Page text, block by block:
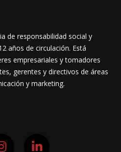
de responsabilidad social y
años de circulación. Está
empresariales y tomadores
gerentes y directivos de áreas
y marketing.